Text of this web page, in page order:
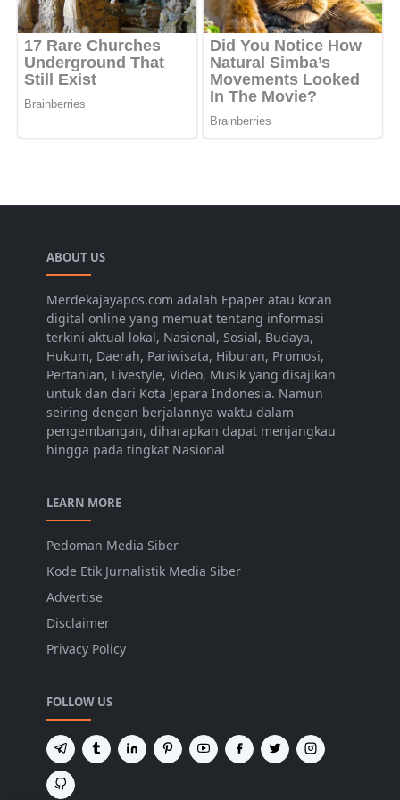
ABOUT US
Merdekajayapos.com adalah Epaper atau koran
digital online yang memuat tentang informasi
terkini aktual lokal, Nasional, Sosial, Budaya,
Hukum, Daerah, Pariwisata, Hiburan, Promosi,
Pertanian, Livestyle, Video, Musik yang disajikan
untuk dan dari Kota Jepara Indonesia. Namun
seiring dengan berjalannya waktu dalam
pengembangan, diharapkan dapat menjangkau
hingga pada tingkat Nasional
LEARN MORE
Pedoman Media Siber
Kode Etik Jurnalistik Media Siber
Advertise
Disclaimer
Privacy Policy
FOLLOW US